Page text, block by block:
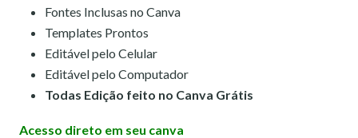
Fontes Inclusas no Canva
Templates Prontos
Editável pelo Celular
Editável pelo Computador
Todas Edição feito no Canva Grátis
Acesso direto em seu canva